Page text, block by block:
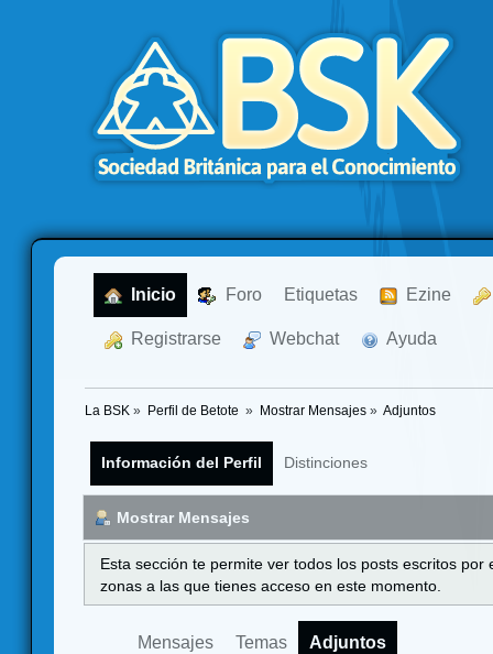
Inicio Foro Etiquetas Ezine
Registrarse Webchat Ayuda
La BSK » Perfil de Betote » Mostrar Mensajes» Adjuntos
Información del Perfil Distinciones
Mostrar Mensajes
Esta sección te permite ver todos los posts escritos
zonas a las que tienes acceso en este momento.
Mensajes Temas Adjuntos